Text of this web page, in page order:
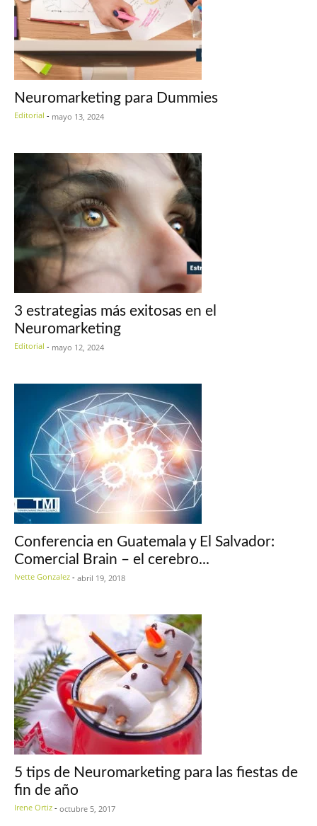
Neuromarketing para Dummies
Editorial - mayo 13, 2024
3 estrategias más exitosas en el
Neuromarketing
Editorial - mayo 12, 2024
Conferencia en Guatemala y El Salvador:
Comercial Brain – el cerebro...
Ivette Gonzalez - abril 19, 2018
5 tips de Neuromarketing para las fiestas de
fin de año
Irene Ortiz - octubre 5, 2017